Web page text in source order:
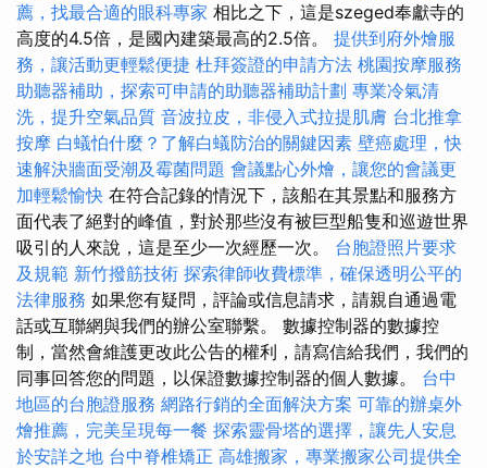
薦，找最合適的眼科專家 相比之下，這是szeged奉獻寺的
高度的4.5倍，是國內建築最高的2.5倍。 提供到府外燴服
務，讓活動更輕鬆便捷 杜拜簽證的申請方法 桃園按摩服務
助聽器補助，探索可申請的助聽器補助計劃 專業冷氣清
洗，提升空氣品質 音波拉皮，非侵入式拉提肌膚 台北推拿
按摩 白蟻怕什麼？了解白蟻防治的關鍵因素 壁癌處理，快
速解決牆面受潮及霉菌問題 會議點心外燴，讓您的會議更
加輕鬆愉快 在符合記錄的情況下，該船在其景點和服務方
面代表了絕對的峰值，對於那些沒有被巨型船隻和巡遊世界
吸引的人來說，這是至少一次經歷一次。 台胞證照片要求
及規範 新竹撥筋技術 探索律師收費標準，確保透明公平的
法律服務 如果您有疑問，評論或信息請求，請親自通過電
話或互聯網與我們的辦公室聯繫。 數據控制器的數據控
制，當然會維護更改此公告的權利，請寫信給我們，我們的
同事回答您的問題，以保證數據控制器的個人數據。 台中
地區的台胞證服務 網路行銷的全面解決方案 可靠的辦桌外
燴推薦，完美呈現每一餐 探索靈骨塔的選擇，讓先人安息
於安詳之地 台中脊椎矯正 高雄搬家，專業搬家公司提供全